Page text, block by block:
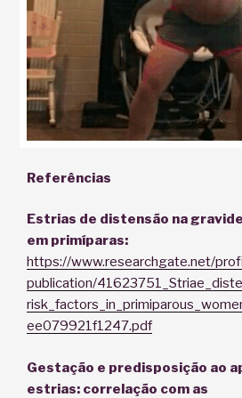
Referências
Estrias de distensão na
em primíparas:
https://www.researchgate.net/
publication/
ee079921f1247.pdf
Gestação e predisposição ao
estrias: correlação com as